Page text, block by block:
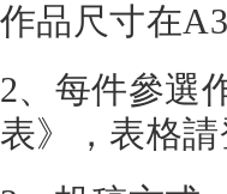
作品尺寸在
2、每件參選
表》，表格